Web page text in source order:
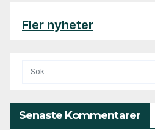
Fler nyheter
Senaste Kommentarer